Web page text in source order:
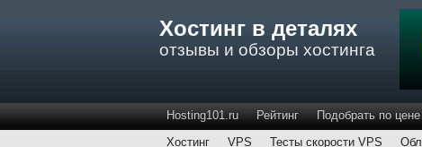
Хостинг в деталях
отзывы и обзоры хостинга
Hosting101.ru Рейтинг Подобрать по цене
Хостинг
VPS Тесты скорости VPS